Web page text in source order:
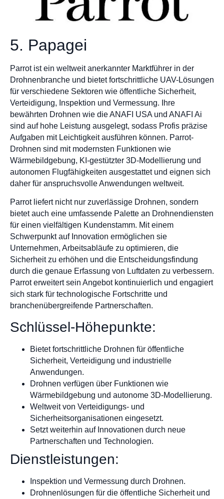
5. Papagei
Parrot ist ein weltweit anerkannter Marktführer in der
Drohnenbranche und bietet fortschrittliche UAV-Lösungen
für verschiedene Sektoren wie öffentliche Sicherheit,
Verteidigung, Inspektion und Vermessung. Ihre
bewährten Drohnen wie die ANAFI USA und ANAFI Ai
sind auf hohe Leistung ausgelegt, sodass Profis präzise
Aufgaben mit Leichtigkeit ausführen können. Parrot-
Drohnen sind mit modernsten Funktionen wie
Wärmebildgebung, KI-gestützter 3D-Modellierung und
autonomen Flugfähigkeiten ausgestattet und eignen sich
daher für anspruchsvolle Anwendungen weltweit.
Parrot liefert nicht nur zuverlässige Drohnen, sondern
bietet auch eine umfassende Palette an Drohnendiensten
für einen vielfältigen Kundenstamm. Mit einem
Schwerpunkt auf Innovation ermöglichen sie
Unternehmen, Arbeitsabläufe zu optimieren, die
Sicherheit zu erhöhen und die Entscheidungsfindung
durch die genaue Erfassung von Luftdaten zu verbessern.
Parrot erweitert sein Angebot kontinuierlich und engagiert
sich stark für technologische Fortschritte und
branchenübergreifende Partnerschaften.
Schlüssel-Höhepunkte:
Bietet fortschrittliche Drohnen für öffentliche
Sicherheit, Verteidigung und industrielle
Anwendungen.
Drohnen verfügen über Funktionen wie
Wärmebildgebung und autonome 3D-Modellierung.
Weltweit von Verteidigungs- und
Sicherheitsorganisationen eingesetzt.
Setzt weiterhin auf Innovationen durch neue
Partnerschaften und Technologien.
Dienstleistungen:
Inspektion und Vermessung durch Drohnen.
Drohnenlösungen für die öffentliche Sicherheit und